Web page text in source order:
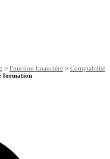
> Fonction financière > Comptabilité
formation